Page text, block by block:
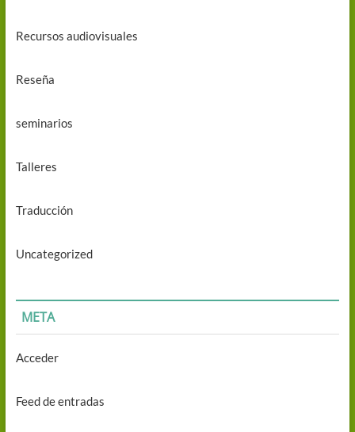
Recursos audiovisuales
Reseña
seminarios
Talleres
Traducción
Uncategorized
META
Acceder
Feed de entradas